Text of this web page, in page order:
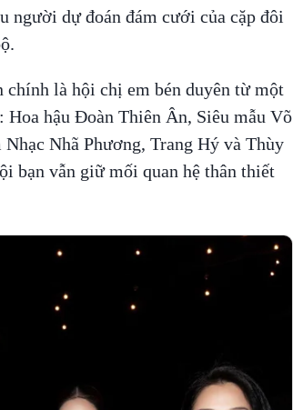
người dự đoán đám cưới của cặp đôi
chính là hội chị em bén duyên từ một
hậu Đoàn Thiên Ân, Siêu mẫu Võ
Nhã Phương, Trang Hý và Thùy
bạn vẫn giữ mối quan hệ thân thiết